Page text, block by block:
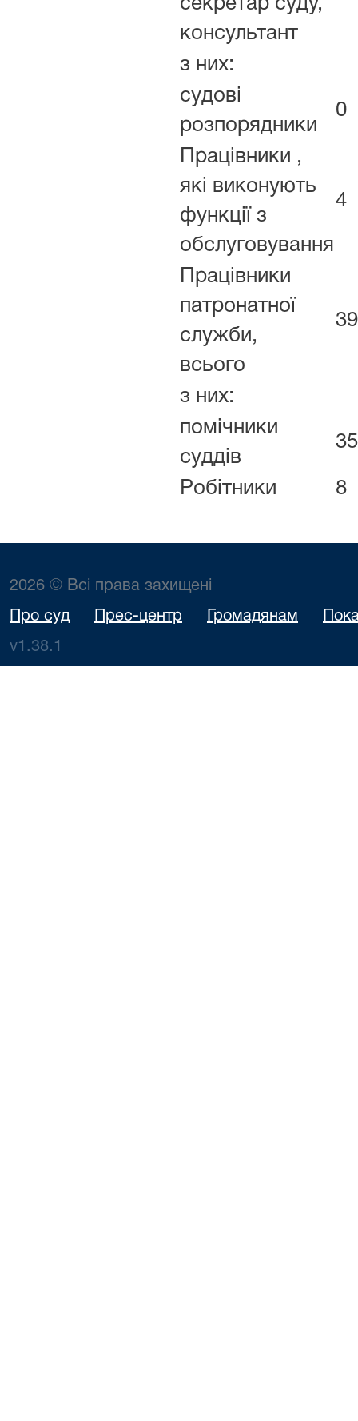
секретар суду,
консультант
з них:
судові
розпорядники
0
Працівники ,
які виконують
функції з
обслуговування
4
Працівники
патронатної
служби,
всього
39
з них:
помічники
суддів
35
Робітники 8
2026 © Всі права захищені
Про суд Прес-центр Громадянам
v1.38.1